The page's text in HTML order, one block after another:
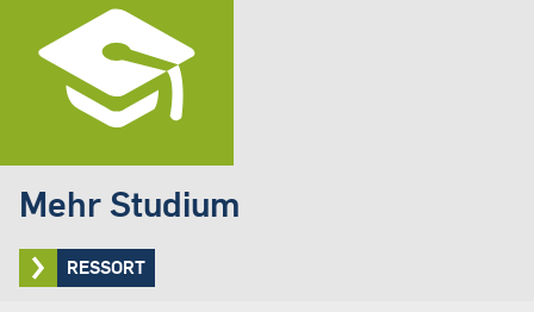
Mehr Studium
RESSORT